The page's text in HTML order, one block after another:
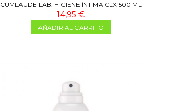
CUMLAUDE LAB: HIGIENE ÍNTIMA CLX 500 ML
14,95 €
AÑADIR AL CARRITO